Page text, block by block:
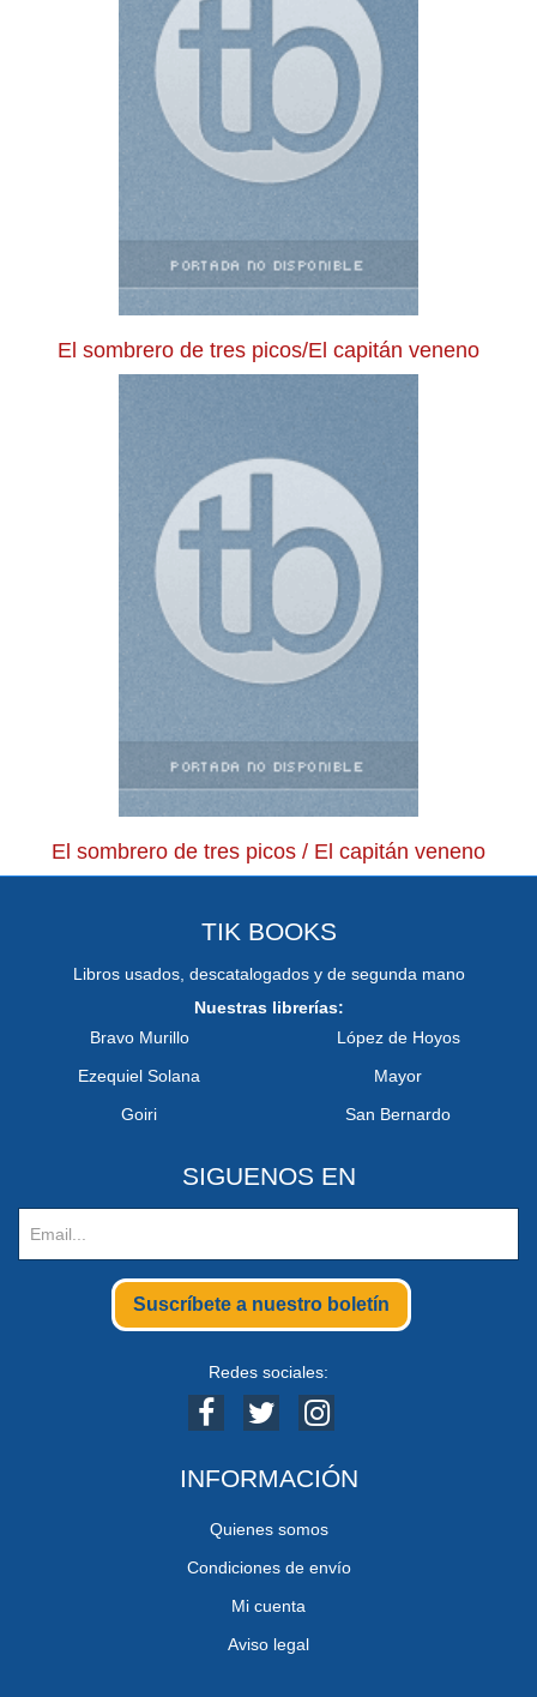
El sombrero de tres picos/El capitán veneno
El sombrero de tres picos / El capitán veneno
TIK BOOKS
Libros usados, descatalogados y de segunda mano
Nuestras librerías:
Bravo Murillo
Ezequiel Solana
Goiri
López de Hoyos
Mayor
San Bernardo
SIGUENOS EN
Suscríbete a nuestro boletín
Redes sociales:
INFORMACIÓN
Quienes somos
Condiciones de envío
Mi cuenta
Aviso legal